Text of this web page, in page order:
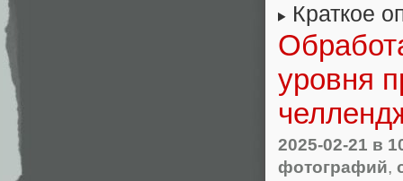
Краткое
уровня
2025-02-21 в
фотографий,